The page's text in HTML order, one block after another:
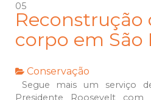
05
Reconstrução
corpo em São
Conservação
Segue mais um serviço
Presidente Roosevelt com